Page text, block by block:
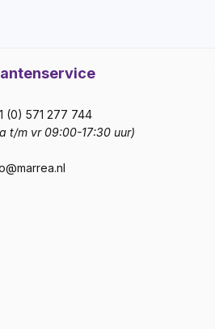
(0) 571 277 744
t/m vr 09:00-17:30 uur)